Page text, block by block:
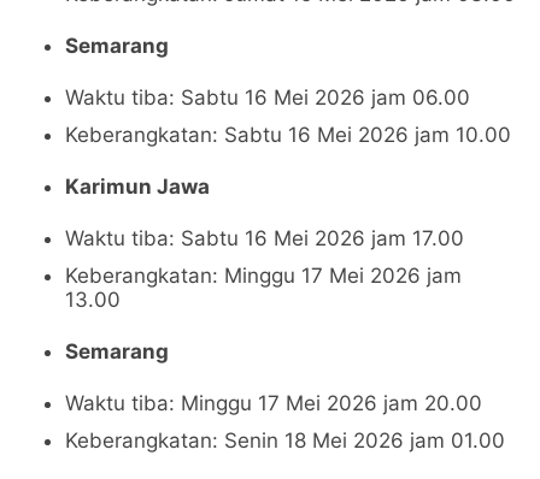
Semarang
Waktu tiba: Sabtu 16 Mei 2026 jam 06.00
Keberangkatan: Sabtu 16 Mei 2026 jam 10.00
Karimun Jawa
Waktu tiba: Sabtu 16 Mei 2026 jam 17.00
Keberangkatan: Minggu 17 Mei 2026 jam
13.00
Semarang
Waktu tiba: Minggu 17 Mei 2026 jam 20.00
Keberangkatan: Senin 18 Mei 2026 jam 01.00